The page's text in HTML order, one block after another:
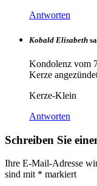
Antworten
Kobald Elisabeth
Kondolenz vom
Kerze
Kerze-Klein
Antworten
Schreiben Sie
Ihre E-Mail-Adresse
sind mit * markiert